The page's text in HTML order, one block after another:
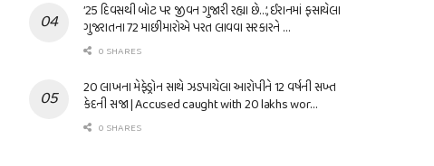
’25 દિવસથી બોટ પર જીવન ગુજારી રહ્યા છે…’, ઈરાનમાં ફસાયેલા
ગુજરાતના 72 માછીમારોએ પરત લાવવા સરકારને …
0 SHARES
20 લાખના મેફેડ્રોન સાથે ઝડપાયેલા આરોપીને 12 વર્ષની સખ્ત
કેદની સજા | Accused caught with 20 lakhs wor…
0 SHARES